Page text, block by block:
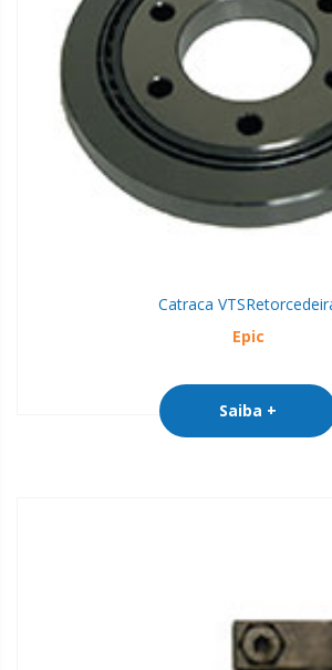
Catraca VTS
Epic
Saiba +